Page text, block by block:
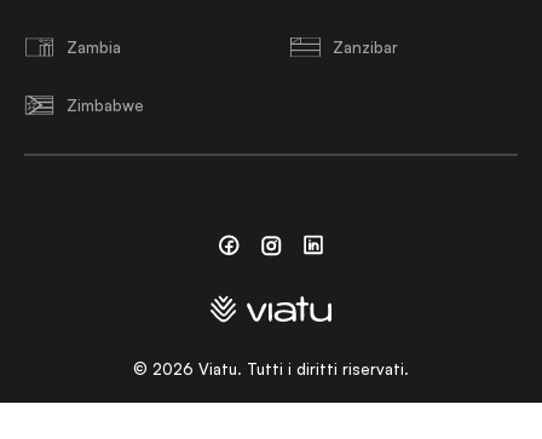
Zambia Zanzibar
Zimbabwe
© 2026 Viatu. Tutti i diritti riservati.
FacebookInstagramLinkedin